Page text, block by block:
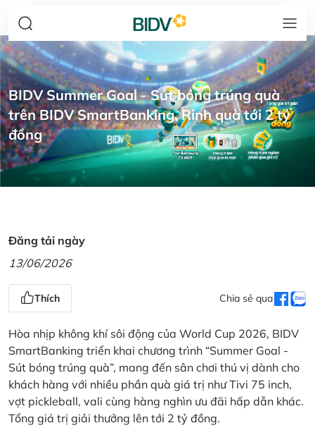
BIDV Summer Goal - Sút bóng trúng quà
trên BIDV SmartBanking, Rinh quà tới 2 tỷ
đồng
Đăng tải ngày
13/06/2026
Thích Chia sẻ qua
Hòa nhịp không khí sôi động của World Cup 2026, BIDV
SmartBanking triển khai chương trình “Summer Goal -
Sút bóng trúng quà”, mang đến sân chơi thú vị dành cho
khách hàng với nhiều phần quà giá trị như Tivi 75 inch,
vợt pickleball, vali cùng hàng nghìn ưu đãi hấp dẫn khác.
Tổng giá trị giải thưởng lên tới 2 tỷ đồng.